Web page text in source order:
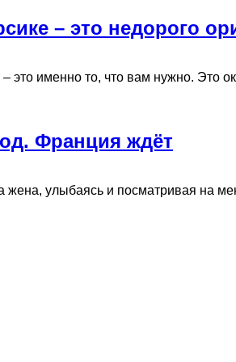
– это недорого
это именно то, что вам нужно. Это
Франция ждёт
улыбаясь и посматривая на